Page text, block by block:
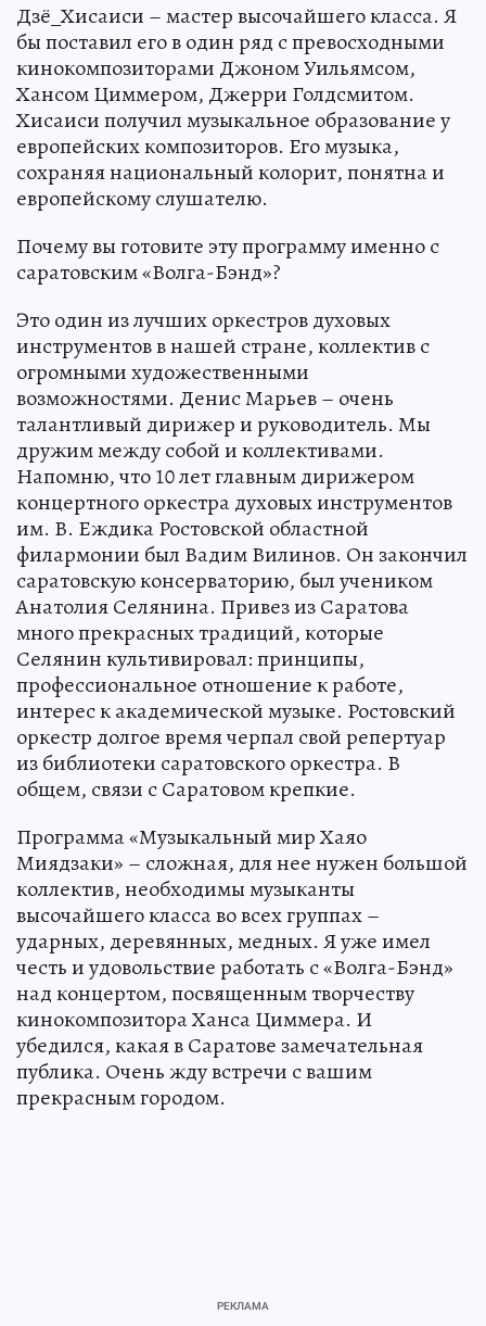
Дзё_Хисаиси – мастер высочайшего класса. Я
бы поставил его в один ряд с превосходными
кинокомпозиторами Джоном Уильямсом,
Хансом Циммером, Джерри Голдсмитом.
Хисаиси получил музыкальное образование у
европейских композиторов. Его музыка,
сохраняя национальный колорит, понятна и
европейскому слушателю.
Почему вы готовите эту программу именно с
саратовским «Волга-Бэнд»?
Это один из лучших оркестров духовых
инструментов в нашей стране, коллектив с
огромными художественными
возможностями. Денис Марьев – очень
талантливый дирижер и руководитель. Мы
дружим между собой и коллективами.
Напомню, что 10 лет главным дирижером
концертного оркестра духовых инструментов
им. В. Еждика Ростовской областной
филармонии был Вадим Вилинов. Он закончил
саратовскую консерваторию, был учеником
Анатолия Селянина. Привез из Саратова
много прекрасных традиций, которые
Селянин культивировал: принципы,
профессиональное отношение к работе,
интерес к академической музыке. Ростовский
оркестр долгое время черпал свой репертуар
из библиотеки саратовского оркестра. В
общем, связи с Саратовом крепкие.
Программа «Музыкальный мир Хаяо
Миядзаки» – сложная, для нее нужен большой
коллектив, необходимы музыканты
высочайшего класса во всех группах –
ударных, деревянных, медных. Я уже имел
честь и удовольствие работать с «Волга-Бэнд»
над концертом, посвященным творчеству
кинокомпозитора Ханса Циммера. И
убедился, какая в Саратове замечательная
публика. Очень жду встречи с вашим
прекрасным городом.